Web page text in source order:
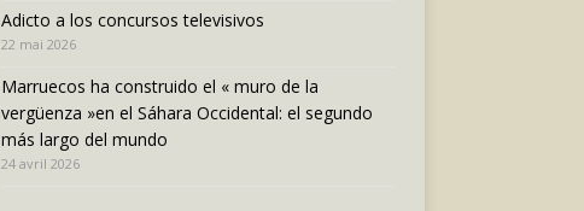
Adicto a los concursos televisivos
22 mai 2026
Marruecos ha construido el « muro de la
vergüenza »en el Sáhara Occidental: el segundo
más largo del mundo
24 avril 2026